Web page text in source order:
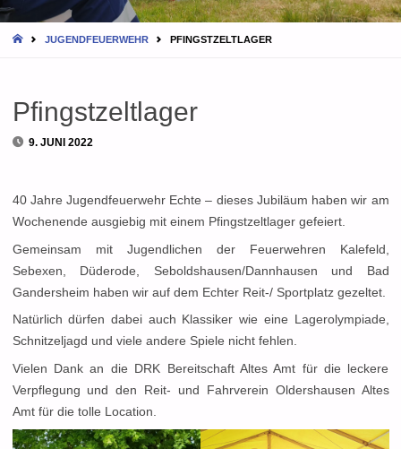
HOMEJUGENDFEUERWEHR PFINGSTZELTLAGER
Pfingstzeltlager
9. JUNI 2022
40 Jahre Jugendfeuerwehr Echte – dieses Jubiläum haben wir am
Wochenende ausgiebig mit einem Pfingstzeltlager gefeiert.
Gemeinsam mit Jugendlichen der Feuerwehren Kalefeld,
Sebexen, Düderode, Seboldshausen/Dannhausen und Bad
Gandersheim haben wir auf dem Echter Reit-/ Sportplatz gezeltet.
Natürlich dürfen dabei auch Klassiker wie eine Lagerolympiade,
Schnitzeljagd und viele andere Spiele nicht fehlen.
Vielen Dank an die DRK Bereitschaft Altes Amt für die leckere
Verpflegung und den Reit- und Fahrverein Oldershausen Altes
Amt für die tolle Location.